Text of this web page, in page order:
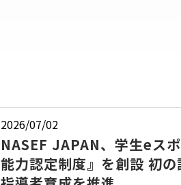
2026/07/02
NASEF JAPAN、学生eス
能力認定制度』を創設 初